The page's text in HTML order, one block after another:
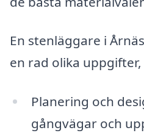
En stenläggare i
en rad olika
Planering och
gångvägar och